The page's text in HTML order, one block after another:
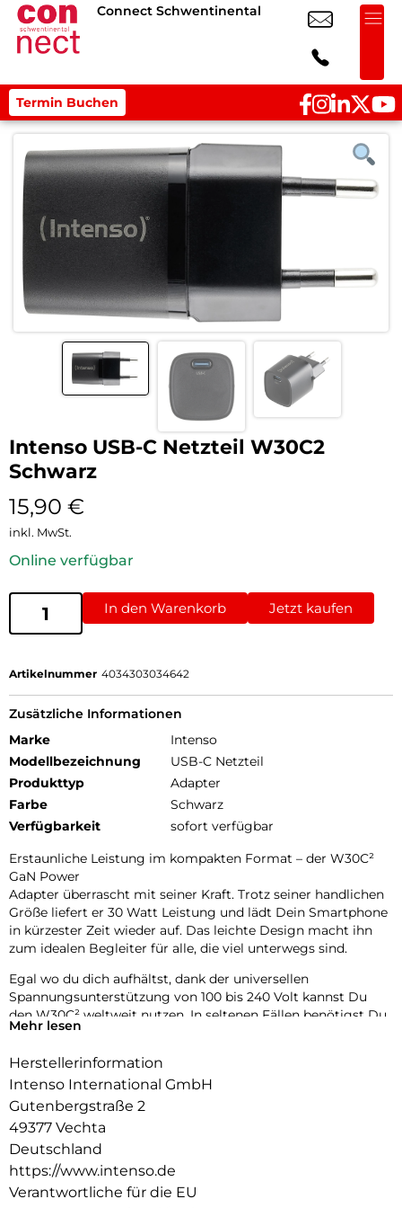
Connect Schwentinental
Termin Buchen
Intenso USB-C Netzteil W30C2
Schwarz
15,90 €
inkl. MwSt.
Online verfügbar
In den Warenkorb Jetzt kaufen
Artikelnummer 4034303034642
Zusätzliche Informationen
Marke
Intenso
Modellbezeichnung
USB-C Netzteil
Produkttyp
Adapter
Farbe
Schwarz
Verfügbarkeit
sofort verfügbar
Erstaunliche Leistung im kompakten Format – der W30C²
GaN Power
Adapter überrascht mit seiner Kraft. Trotz seiner handlichen
Größe liefert er 30 Watt Leistung und lädt Dein Smartphone
in kürzester Zeit wieder auf. Das leichte Design macht ihn
zum idealen Begleiter für alle, die viel unterwegs sind.
Egal wo du dich aufhältst, dank der universellen
Spannungsunterstützung von 100 bis 240 Volt kannst Du
den W30C² weltweit nutzen. In seltenen Fällen benötigst Du
einen länderspezifischen Adapter. Erlebe die Zukunft des
Fortschrittliche GaN-Technologie
Dank der innovativen Galliumnitrid-Technologie (GaN) ist
der W30C² nicht nur klein und leicht, sondern auch extrem
effizient. Deine Geräte werden blitzschnell geladen, während
Du gleichzeitig Deinen ökologischen Fußabdruck
verringerst. GaN macht es möglich, dass die Adapter kleiner
sind und höhere Spannungen und Ströme bewältigen
Mehr lesen
Herstellerinformation
Intenso International GmbH
Gutenbergstraße 2
49377 Vechta
Deutschland
https://www.intenso.de
Verantwortliche für die EU